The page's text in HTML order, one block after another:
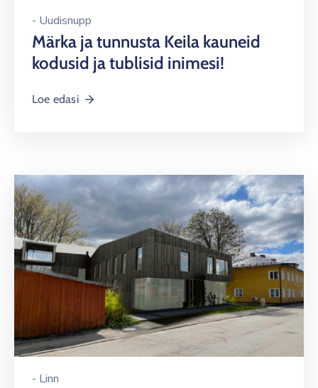
- Uudisnupp
Märka ja tunnusta Keila kauneid
kodusid ja tublisid inimesi!
Loe edasi
- Linn